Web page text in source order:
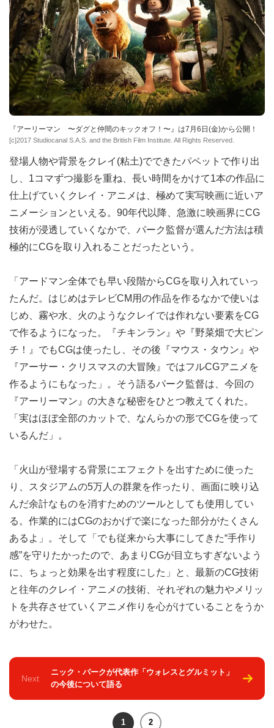
『アーリーマン 〜ダグと仲間のキックオフ！〜』は7月6日(金)から公開！
[c]2017 Studiocanal S.A.S. and the British Film Institute. All Rights Reserved.
登場人物や背景をクレイ(粘土)でできたパペットで作り出
し、1コマずつ撮影を重ね、長い時間をかけて1本の作品に
仕上げていくクレイ・アニメは、極めて実写映画に近いア
ニメーションといえる。90年代以降、急激に映画界にCG
技術が浸透していくなかで、パーク監督が選んだ方法は積
極的にCGを取り入れることだったという。
「アードマン全体でも早い段階からCGを取り入れていっ
たんだ。はじめはテレビCM用の作品を作るなかで使いは
じめ、霧や水、火のようなクレイでは作れない要素をCG
で作るようになった。『チキンラン』や『野菜畑で大ピン
チ！』でもCGは使ったし、その後『マウス・タウン』や
『アーサー・クリスマスの大冒険』ではフルCGアニメを
作るようにもなった」。そう語るパーク監督は、今回の
『アーリーマン』の大きな秘密をひとつ教えてくれた。
「実はほぼ全部のカットで、なんらかの形でCGを使って
いるんだ」。
「火山が登場する背景にエフェクトを出すために使った
り、スタジアムの5万人の群衆を作ったり、画面に映り込
んだ余計なものを消すためのツールとしても使用してい
る。作業的にはCGのおかげで楽になった部分がたくさん
あるよ」。そして「でも従来から大事にしてきた“手作り
感”を守りたかったので、あまりCGが目立ちすぎないよう
に、ちょっと効果を出す程度にした」と、最新のCG技術
と往年のクレイ・アニメの技術、それぞれの魅力やメリッ
トを共存させていくアニメ作りを心がけていることをうか
がわせた。
Next
ニック・パークが代表作「ウォレスとグルミット」
の今後について語る
1 2